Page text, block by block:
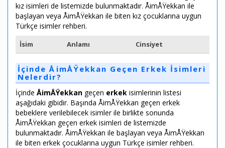
kız isimleri de listemizde bulunmaktadır. ÅimÅŸekkan ile
başlayan veya ÅimÅŸekkan ile biten kız çocuklarına uygun
Türkçe isimler rehberi.
İsim Anlamı Cinsiyet
İçinde ÅimÅŸekkan Geçen Erkek İsimleri
Nelerdir?
İçinde ÅimÅŸekkan geçen erkek isimlerinin listesi
aşağıdaki gibidir. Başında ÅimÅŸekkan geçen erkek
bebeklere verilebilecek isimler ile birlikte sonunda
ÅimÅŸekkan geçen erkek isimleri de listemizde
bulunmaktadır. ÅimÅŸekkan ile başlayan veya ÅimÅŸekkan
ile biten erkek çocuklarına uygun Türkçe isimler rehberi.